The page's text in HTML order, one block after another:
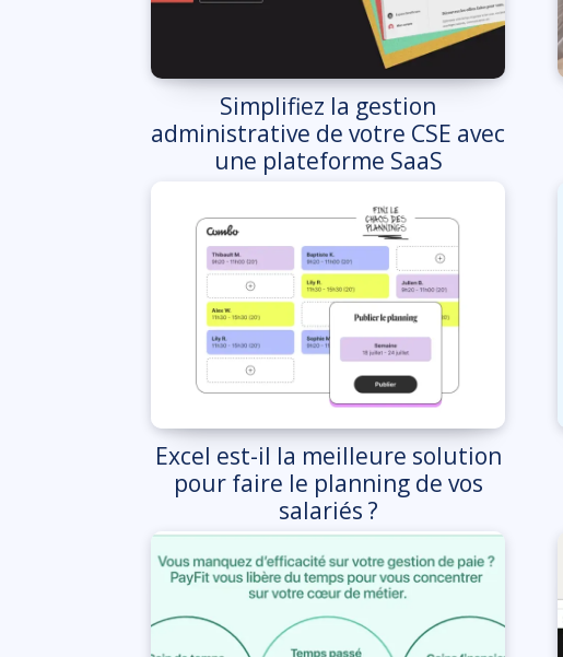
Simplifiez la gestion
administrative de votre CSE avec
une plateforme SaaS
Excel est-il la meilleure solution
pour faire le planning de vos
salariés ?